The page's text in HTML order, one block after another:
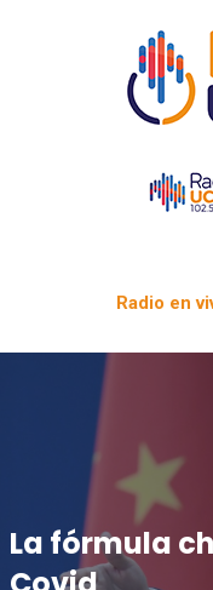
Radio en
La fórmula